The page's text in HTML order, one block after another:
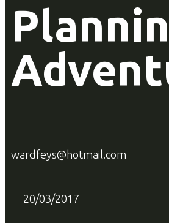
wardfeys@hotmail.com
20/03/2017